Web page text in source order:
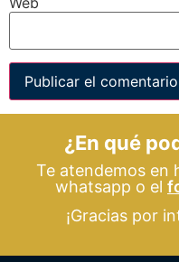
¿En qué
Te atendemos en
whatsapp o el
¡Gracias por